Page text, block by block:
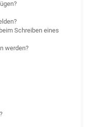
Schreiben eines
werden?